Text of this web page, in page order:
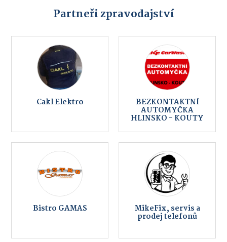
Partneři zpravodajství
Cakl Elektro BEZKONTAKTNÍ
AUTOMYČKA
HLINSKO - KOUTY
Bistro GAMAS MikeFix, servis a
prodej telefonů